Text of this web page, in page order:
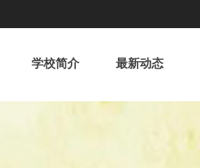
学校简介 最新动态